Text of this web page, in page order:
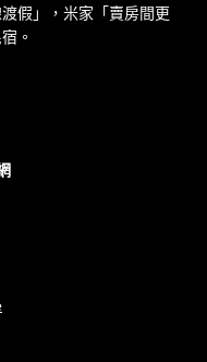
假」，米家「賣房間更
。